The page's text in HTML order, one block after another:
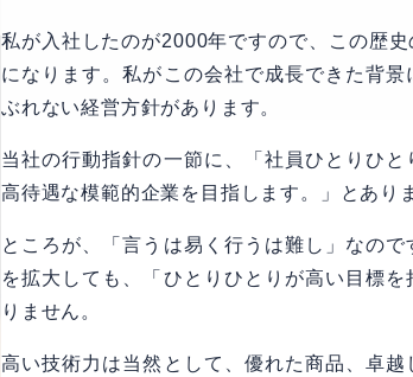
私が入社したのが2000年ですので、この歴
になります。私がこの会社で成長できた背
ぶれない経営方針があります。
当社の行動指針の一節に、「社員ひとりひと
高待遇な模範的企業を目指します。」とあり
ところが、「言うは易く行うは難し」なの
を拡大しても、「ひとりひとりが高い目標
りません。
高い技術力は当然として、優れた商品、卓